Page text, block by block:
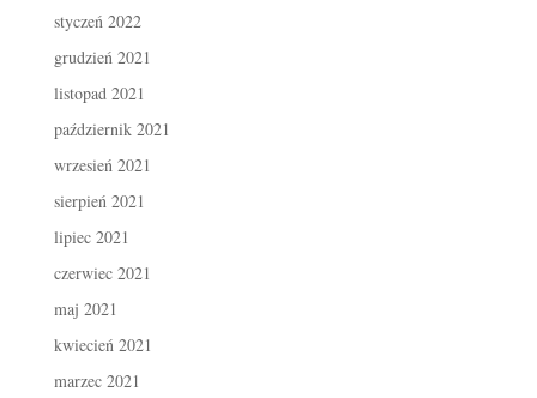
styczeń 2022
grudzień 2021
listopad 2021
październik 2021
wrzesień 2021
sierpień 2021
lipiec 2021
czerwiec 2021
maj 2021
kwiecień 2021
marzec 2021